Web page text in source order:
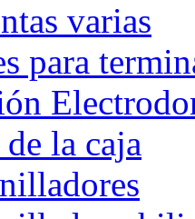
varias
para
la caja